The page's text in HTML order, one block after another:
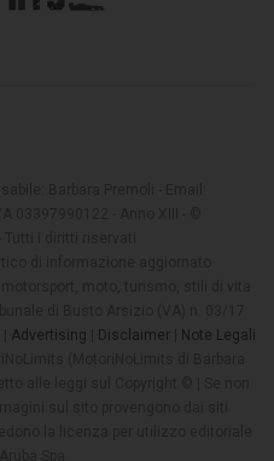
Advertising Disclaimer
Note Legali